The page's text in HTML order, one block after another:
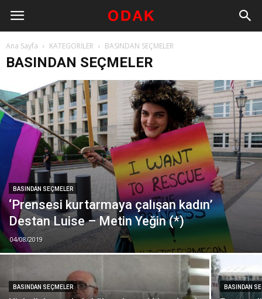
Ana Sayfa KATEGORİLER BASINDAN SEÇMELER
BASINDAN SEÇMELER
BASINDAN SEÇMELER
‘Prensesi kurtarmaya çalışan kadın’
Destan Luise – Metin Yeğin (*)
04/08/2019
BASINDAN SEÇMELER BASINDAN